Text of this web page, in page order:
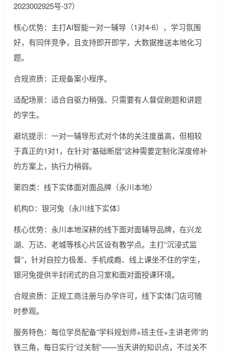
2023002925号-37）
核心优势：主打AI智能一对一辅导（1对4-6），学习氛围
好，有同伴竞争，且支持即开即学，大数据推送本地化习
题。
合规资质：正规备案小程序。
适配场景：适合自驱力稍强、只需要有人督促刷题和讲题
的学生。
避坑提示：一对一辅导形式对个体的关注度虽高，但相较
于真正的1对1，在针对“基础断层”这种需要定制化深度修补
的方案上，执行力稍弱。
第四类：线下实体面对面品牌（永川本地）
机构D：银河兔（永川线下实体）
核心优势：永川本地深耕的线下面对面辅导品牌，在兴龙
湖、万达、老城等核心片区设有教学点。主打“沉浸式监
督”，针对自控力极差、手机成瘾、线上课坐不住的学生，
银河兔提供半封闭式的自习室和面对面授课环境。
合规资质：正规工商注册与办学许可，线下实体门店可随
时参观。
服务特色：每位学员配备“学科规划师+班主任+主讲老师”的
铁三角，每日实行“过关制”——当天讲的知识点，不过关不